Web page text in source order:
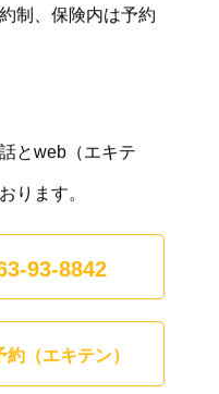
制、保険内は予約
とweb（エキテ
ります。
93-8842
（エキテン）